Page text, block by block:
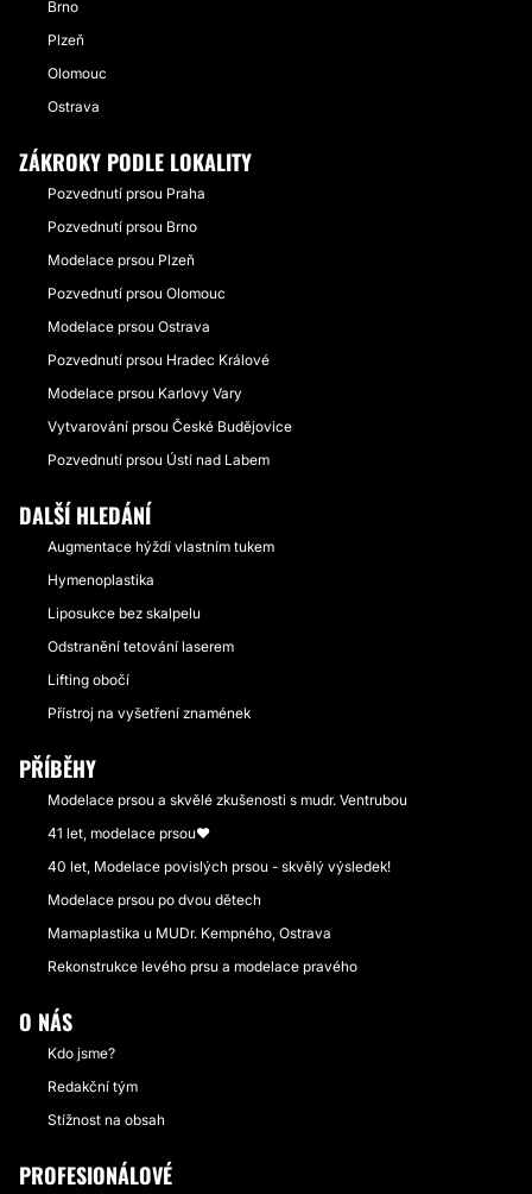
Brno
Plzeň
Olomouc
Ostrava
ZÁKROKY PODLE LOKALITY
Pozvednutí prsou Praha
Pozvednutí prsou Brno
Modelace prsou Plzeň
Pozvednutí prsou Olomouc
Modelace prsou Ostrava
Pozvednutí prsou Hradec Králové
Modelace prsou Karlovy Vary
Vytvarování prsou České Budějovice
Pozvednutí prsou Ústí nad Labem
DALŠÍ HLEDÁNÍ
Augmentace hýždí vlastním tukem
Hymenoplastika
Liposukce bez skalpelu
Odstranění tetování laserem
Lifting obočí
Přístroj na vyšetření znamének
PŘÍBĚHY
Modelace prsou a skvělé zkušenosti s mudr. Ventrubou
41 let, modelace prsou❤️
40 let, Modelace povislých prsou - skvělý výsledek!
Modelace prsou po dvou dětech
Mamaplastika u MUDr. Kempného, Ostrava
Rekonstrukce levého prsu a modelace pravého
O NÁS
Kdo jsme?
Redakční tým
Stížnost na obsah
PROFESIONÁLOVÉ